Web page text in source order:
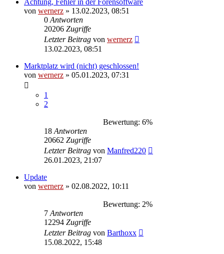
von wernerz » 13.02.2023, 08:51
0 Antworten
20206 Zugriffe
Letzter Beitrag von wernerz
13.02.2023, 08:51
Marktplatz wird (nicht) geschlossen!
von wernerz » 05.01.2023, 07:31
1
2
Bewertung: 6%
18 Antworten
20662 Zugriffe
Letzter Beitrag von Manfred220
26.01.2023, 21:07
Update
von wernerz » 02.08.2022, 10:11
Bewertung: 2%
7 Antworten
12294 Zugriffe
Letzter Beitrag von Barthoxx
15.08.2022, 15:48